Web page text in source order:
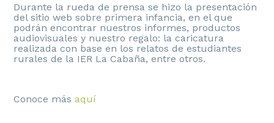
Durante la rueda de prensa se hizo la presentación
del sitio web sobre primera infancia, en el que
podrán encontrar nuestros informes, productos
audiovisuales y nuestro regalo: la caricatura
realizada con base en los relatos de estudiantes
rurales de la IER La Cabaña, entre otros.
Conoce másaquí